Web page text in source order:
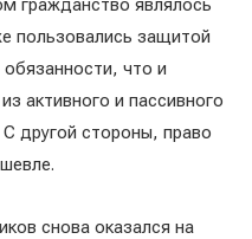
гражданство являлось
пользовались защитой
что и
активного и пассивного
другой стороны, право
снова оказался на